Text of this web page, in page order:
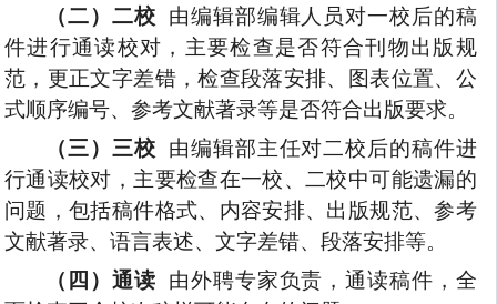
（二）二校
由编辑部编辑人员对一校后的稿
件进行通读校对，主要检查是否符合刊物出版规
范，更正文字差错，检查段落安排、图表位置、公
式顺序编号、参考文献著录等是否符合出版要求。
（三）三校
由编辑部主任对二校后的稿件进
行通读校对，主要检查在一校、二校中可能遗漏的
问题，包括稿件格式、内容安排、出版规范、参考
文献著录、语言表述、文字差错、段落安排等。
（四）通读
由外聘专家负责，通读稿件，全